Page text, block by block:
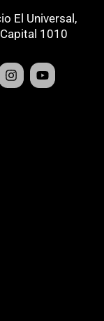
El Universal,
1010